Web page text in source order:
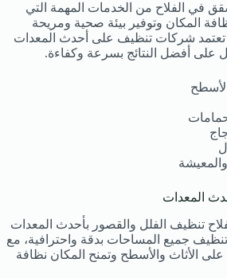
في الفلاح من الخدمات المهمة التي
المكان وتوفير بيئة صحية ومريحة
تعتمد شركات تنظيف على أحدث المعدات
على أفضل النتائج بسرعة وكفاءة.
المعدات
تنظيف الفلل والقصور بأحدث المعدات
تنظيف جميع المساحات بدقة واحترافية، مع
الأثاث والأسطح وتمنح المكان نظافة